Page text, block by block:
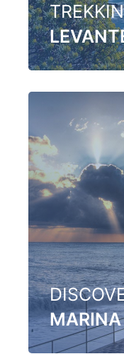
MARINA